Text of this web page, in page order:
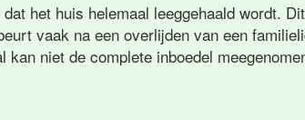
het huis helemaal leeggehaald wordt.
vaak na een overlijden van een
niet de complete inboedel